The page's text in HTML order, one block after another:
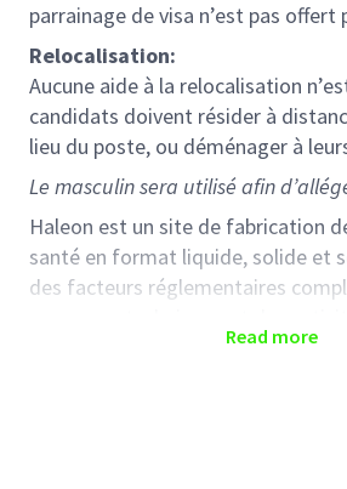
parrainage de visa n’est pas offert
Relocalisation:
Aucune aide à la relocalisation
candidats doivent résider à
lieu du poste, ou déménager à
Le masculin sera utilisé afin
Haleon est un site de fabrication
santé en format liquide, solide et
des facteurs réglementaires
risques. Haleon est actuellement à
Read more